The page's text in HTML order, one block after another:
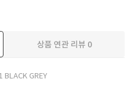
상품 연관 리뷰 0
BLACK GREY